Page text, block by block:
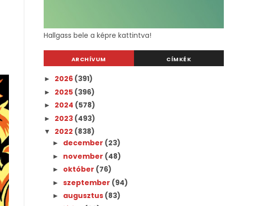
Hallgass bele a képre kattintva!
ARCHÍVUM CÍMKÉK
► 2026 (391)
► 2025 (396)
► 2024 (578)
► 2023 (493)
▼ 2022 (838)
► december (23)
► november (48)
► október (76)
►szeptember (94)
► augusztus (83)